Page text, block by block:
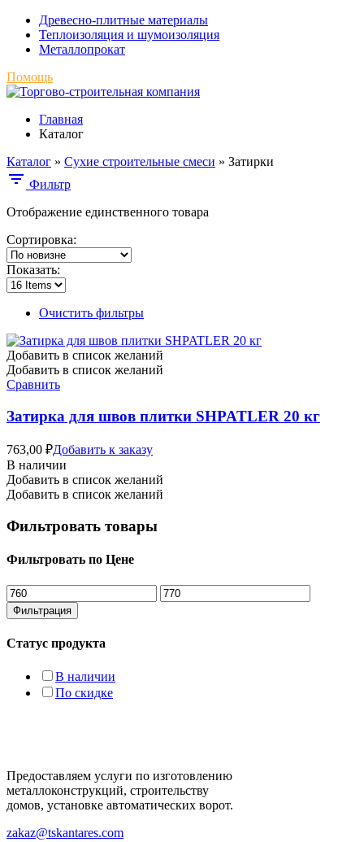
Древесно-плитные материалы
Теплоизоляция и шумоизоляция
Металлопрокат
Помощь
Главная
Каталог
Каталог » Сухие строительные смеси » Затирки
Фильтр
Отображение единственного товара
Сортировка:
Показать:
Очистить фильтры
Добавить в список желаний
Добавить в список желаний
Сравнить
Затирка для швов плитки SHPATLER 20 кг
763,00 ₽Добавить к заказу
В наличии
Добавить в список желаний
Добавить в список желаний
Фильтровать товары
Фильтровать по Цене
Минимальная
цена
Максимальная
цена
Фильтрация
Статус продукта
В наличии
По скидке
Предоставляем услуги по изготовлению
металлоконструкций, строительству
домов, установке автоматических ворот.
zakaz@tskantares.com